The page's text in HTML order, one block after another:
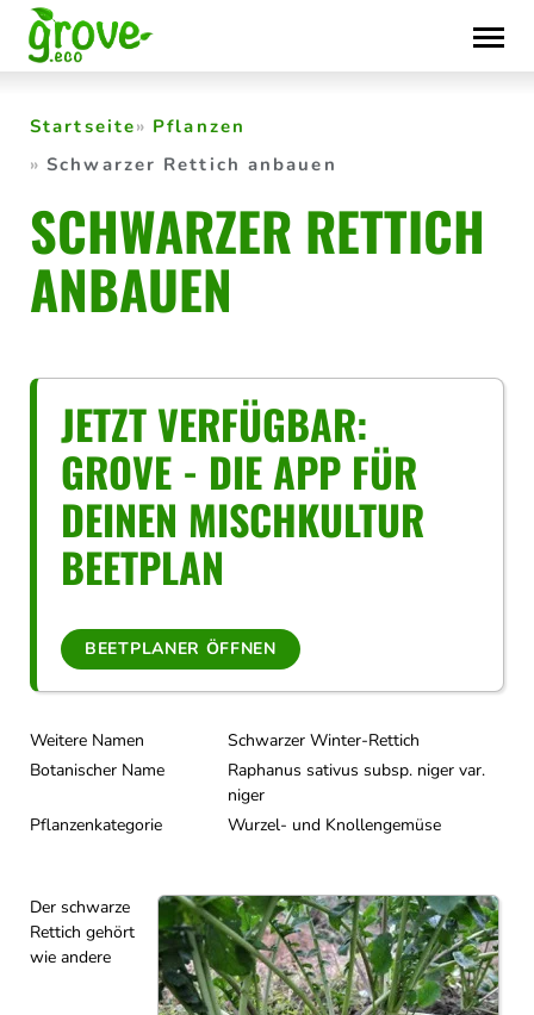
Skip
to
content
Startseite
Pflanzen
Schwarzer Rettich anbauen
SCHWARZER RETTICH
ANBAUEN
JETZT VERFÜGBAR:
GROVE - DIE APP FÜR
DEINEN MISCHKULTUR
BEETPLAN
BEETPLANER ÖFFNEN
Weitere Namen
Schwarzer Winter-Rettich
Botanischer Name
Raphanus sativus subsp. niger var.
niger
Pflanzenkategorie
Wurzel- und Knollengemüse
Der schwarze
Rettich gehört
wie andere